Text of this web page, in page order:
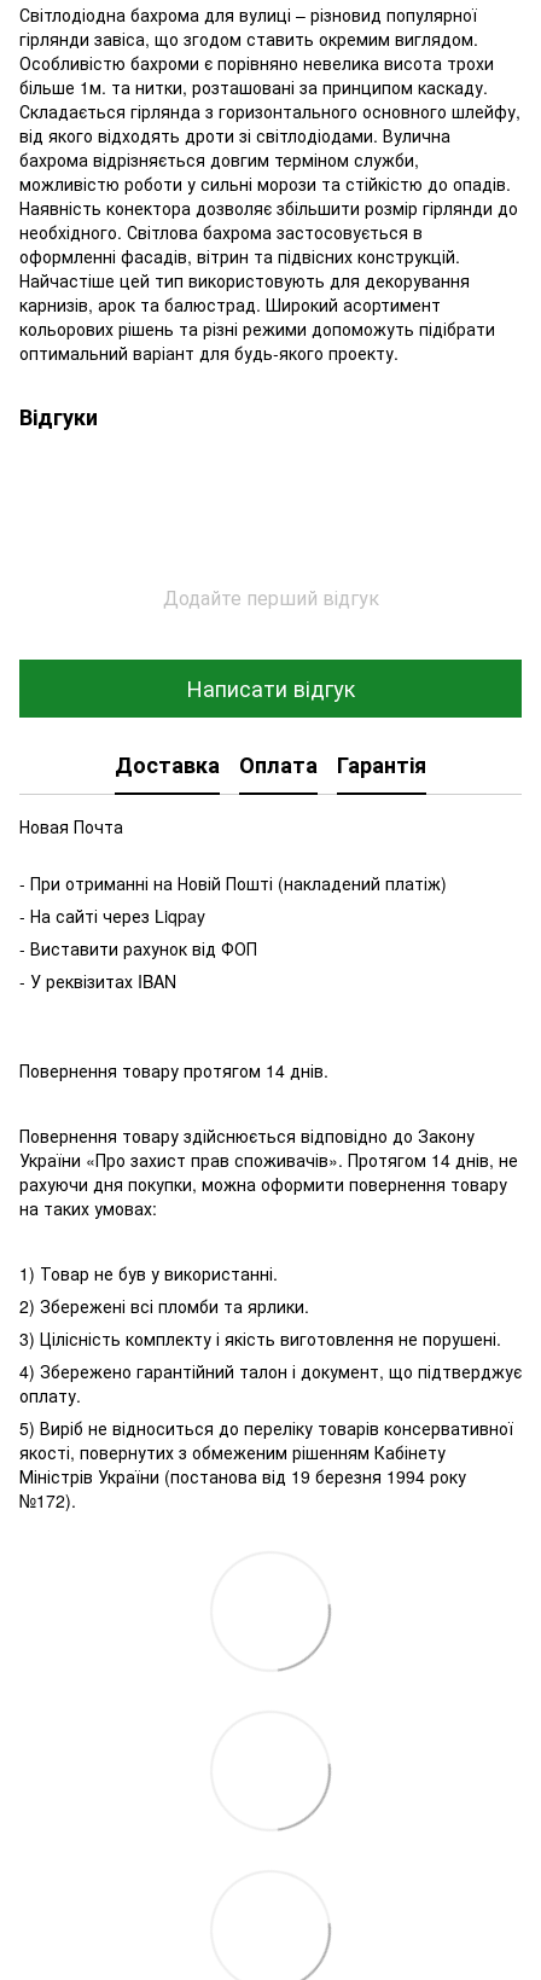
Світлодіодна бахрома для вулиці – різновид популярної
гірлянди завіса, що згодом ставить окремим виглядом.
Особливістю бахроми є порівняно невелика висота трохи
більше 1м. та нитки, розташовані за принципом каскаду.
Складається гірлянда з горизонтального основного шлейфу,
від якого відходять дроти зі світлодіодами. Вулична
бахрома відрізняється довгим терміном служби,
можливістю роботи у сильні морози та стійкістю до опадів.
Наявність конектора дозволяє збільшити розмір гірлянди до
необхідного. Світлова бахрома застосовується в
оформленні фасадів, вітрин та підвісних конструкцій.
Найчастіше цей тип використовують для декорування
карнизів, арок та балюстрад. Широкий асортимент
кольорових рішень та різні режими допоможуть підібрати
оптимальний варіант для будь-якого проекту.
Відгуки
Додайте перший відгук
Написати відгук
Доставка Оплата Гарантія
Новая Почта
- При отриманні на Новій Пошті (накладений платіж)
- На сайті через Liqpay
- Виставити рахунок від ФОП
- У реквізитах IBAN
Повернення товару протягом 14 днів.
Повернення товару здійснюється відповідно до Закону
України «Про захист прав споживачів». Протягом 14 днів, не
рахуючи дня покупки, можна оформити повернення товару
на таких умовах:
1) Товар не був у використанні.
2) Збережені всі пломби та ярлики.
3) Цілісність комплекту і якість виготовлення не порушені.
4) Збережено гарантійний талон і документ, що підтверджує
оплату.
5) Виріб не відноситься до переліку товарів консервативної
якості, повернутих з обмеженим рішенням Кабінету
Міністрів України (постанова від 19 березня 1994 року
№172).